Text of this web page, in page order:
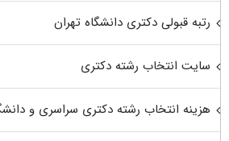
رتبه قبولی دکتری دانشگاه تهران
سایت انتخاب رشته دکتری
هزینه انتخاب رشته دکتری سراسری و